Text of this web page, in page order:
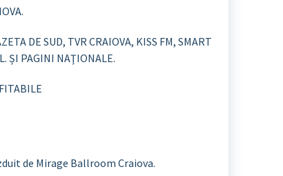
DE SUD, TVR CRAIOVA, KISS FM, SMART
ȘI PAGINI NAŢIONALE.
de Mirage Ballroom Craiova.